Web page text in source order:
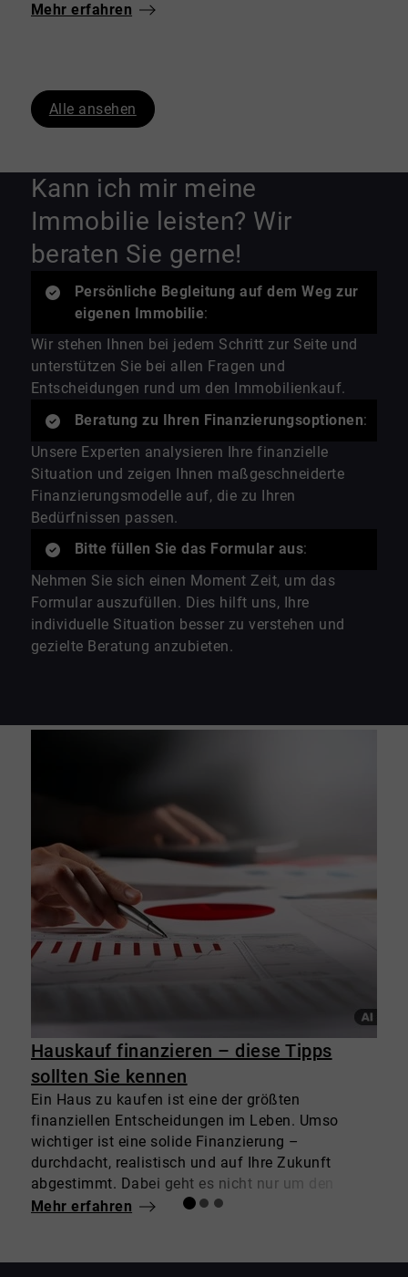
Mehr erfahren
Alle ansehen
Kann ich mir meine
Immobilie leisten? Wir
beraten Sie gerne!
Persönliche Begleitung auf dem Weg zur
eigenen Immobilie:
Wir stehen Ihnen bei jedem Schritt zur Seite und
unterstützen Sie bei allen Fragen und
Entscheidungen rund um den Immobilienkauf.
Beratung zu Ihren Finanzierungsoptionen:
Unsere Experten analysieren Ihre finanzielle
Situation und zeigen Ihnen maßgeschneiderte
Finanzierungsmodelle auf, die zu Ihren
Bedürfnissen passen.
Bitte füllen Sie das Formular aus:
Nehmen Sie sich einen Moment Zeit, um das
Formular auszufüllen. Dies hilft uns, Ihre
individuelle Situation besser zu verstehen und
gezielte Beratung anzubieten.
Hauskauf finanzieren – diese Tipps
sollten Sie kennen
Ein Haus zu kaufen ist eine der größten
finanziellen Entscheidungen im Leben. Umso
wichtiger ist eine solide Finanzierung –
durchdacht, realistisch und auf Ihre Zukunft
abgestimmt. Dabei geht es nicht nur um den
günstigsten Zinssatz, sondern um eine
der Immobiliensuche, sondern stehen Ihnen auch
Mehr erfahren